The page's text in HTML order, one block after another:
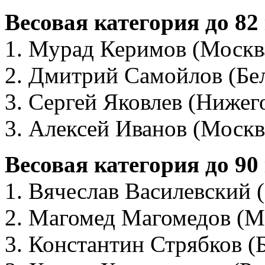
Весовая категория до 82
1. Мурад Керимов
2. Дмитрий Самойлов
3. Сергей Яковлев
3. Алексей Иванов
Весовая категория до 90
1. Вячеслав Василевский
2. Магомед Магомедов
3. Константин Стрябков